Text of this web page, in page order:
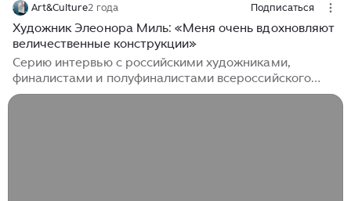
Art&Culture2 года Подписаться
Художник Элеонора Миль: «Меня очень вдохновляют
величественные конструкции»
Серию интервью с российскими художниками,
финалистами и полуфиналистами всероссийского
фестиваля «Время, вперед!», чьи работы были